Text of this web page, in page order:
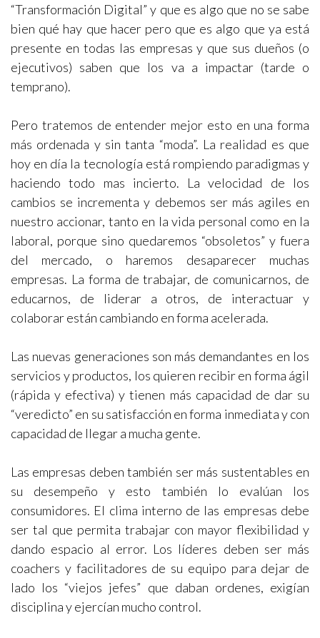
“Transformación Digital” y que es algo que no se sabe
bien qué hay que hacer pero que es algo que ya está
presente en todas las empresas y que sus dueños (o
ejecutivos) saben que los va a impactar (tarde o
temprano).
Pero tratemos de entender mejor esto en una forma
más ordenada y sin tanta “moda”. La realidad es que
hoy en día la tecnología está rompiendo paradigmas y
haciendo todo mas incierto. La velocidad de los
cambios se incrementa y debemos ser más agiles en
nuestro accionar, tanto en la vida personal como en la
laboral, porque sino quedaremos “obsoletos” y fuera
del mercado, o haremos desaparecer muchas
empresas. La forma de trabajar, de comunicarnos, de
educarnos, de liderar a otros, de interactuar y
colaborar están cambiando en forma acelerada.
Las nuevas generaciones son más demandantes en los
servicios y productos, los quieren recibir en forma ágil
(rápida y efectiva) y tienen más capacidad de dar su
“veredicto” en su satisfacción en forma inmediata y con
capacidad de llegar a mucha gente.
Las empresas deben también ser más sustentables en
su desempeño y esto también lo evalúan los
consumidores. El clima interno de las empresas debe
ser tal que permita trabajar con mayor flexibilidad y
dando espacio al error. Los líderes deben ser más
coachers y facilitadores de su equipo para dejar de
lado los “viejos jefes” que daban ordenes, exigían
disciplina y ejercían mucho control.